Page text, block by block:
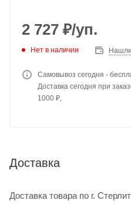
2 727 ₽/уп.
Нет в наличии
Самовывоз сегодня -
Доставка сегодня при
1000 ₽,
Доставка
Доставка товара по г.